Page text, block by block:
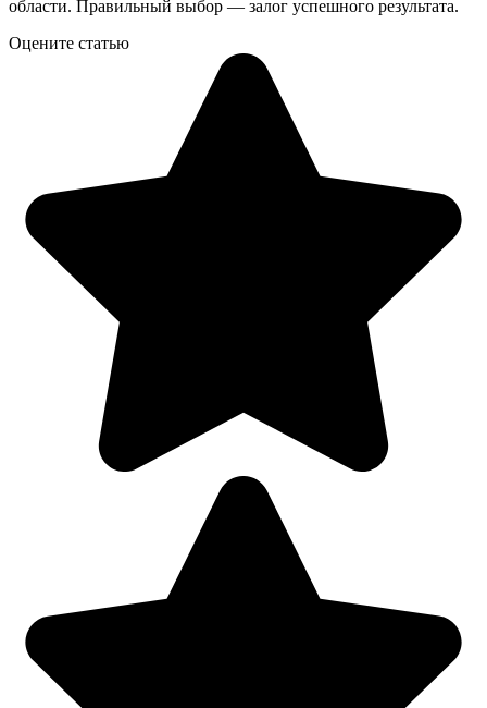
области. Правильный выбор — залог успешного результата.
Оцените статью